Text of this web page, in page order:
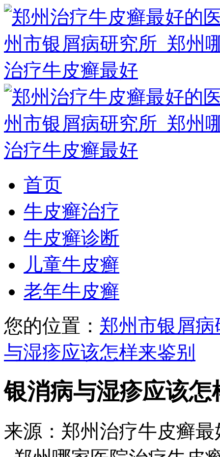
首页
牛皮癣治疗
牛皮癣诊断
儿童牛皮癣
老年牛皮癣
您的位置： 郑州市银屑病
与湿疹应该怎样来鉴别
银消病与湿疹应该怎
来源：郑州治疗牛皮癣